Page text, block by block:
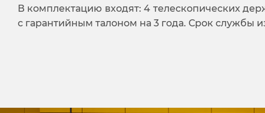
В комплектацию входят: 4 телескопических
с гарантийным талоном на 3 года. Срок службы